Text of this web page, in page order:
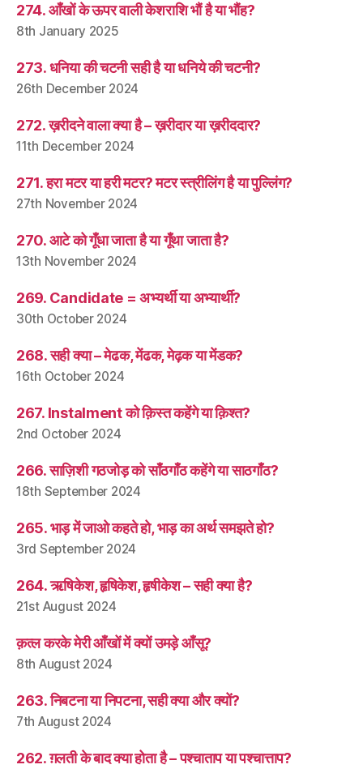
274. आँखों के ऊपर वाली केशराशि भौं है या भौंह?
8th January 2025
273. धनिया की चटनी सही है या धनिये की चटनी?
26th December 2024
272. ख़रीदने वाला क्या है – ख़रीदार या ख़रीददार?
11th December 2024
271. हरा मटर या हरी मटर? मटर स्त्रीलिंग है या पुल्लिंग?
27th November 2024
270. आटे को गूँधा जाता है या गूँथा जाता है?
13th November 2024
269. Candidate = अभ्यर्थी या अभ्यार्थी?
30th October 2024
268. सही क्या – मेढक, मेंढक, मेढ़क या मेंडक?
16th October 2024
267. Instalment को क़िस्त कहेंगे या क़िश्त?
2nd October 2024
266. साज़िशी गठजोड़ को साँठगाँठ कहेंगे या साठगाँठ?
18th September 2024
265. भाड़ में जाओ कहते हो, भाड़ का अर्थ समझते हो?
3rd September 2024
264. ऋषिकेश, हृषिकेश, हृषीकेश – सही क्या है?
21st August 2024
क़त्ल करके मेरी आँखों में क्यों उमड़े आँसू?
8th August 2024
263. निबटना या निपटना, सही क्या और क्यों?
7th August 2024
262. ग़लती के बाद क्या होता है – पश्चाताप या पश्चात्ताप?